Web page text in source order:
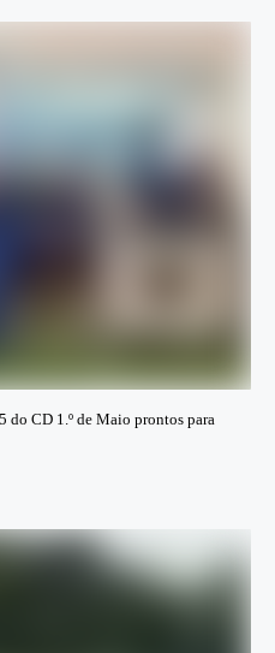
do CD 1.º de Maio prontos para